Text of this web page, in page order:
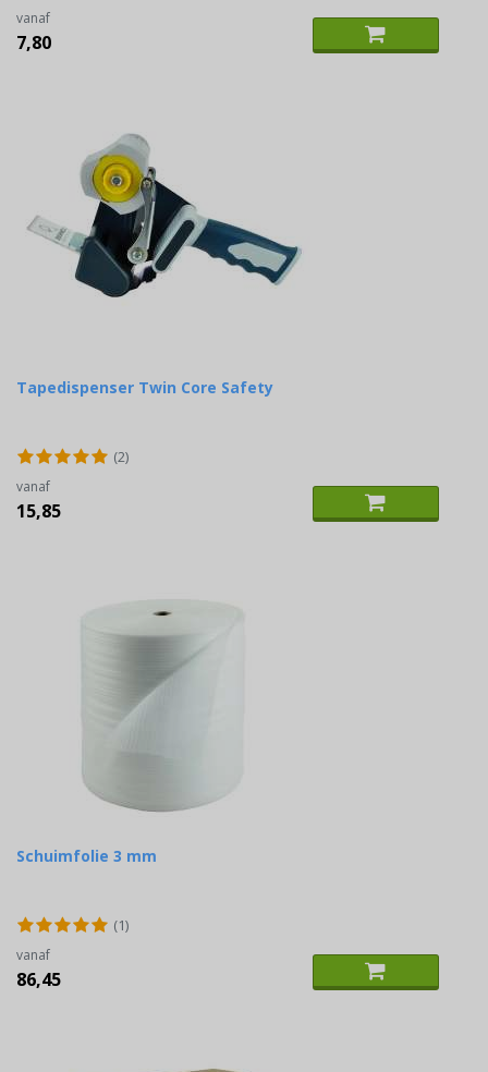
vanaf
7,80
Tapedispenser Twin Core Safety
(2)
vanaf
15,85
Schuimfolie 3 mm
(1)
vanaf
86,45